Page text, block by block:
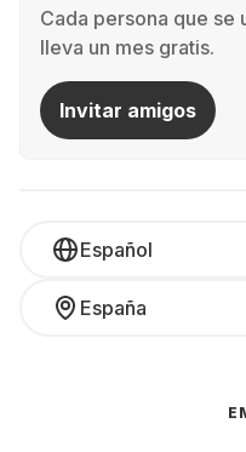
Cada persona que se
lleva un mes gratis.
Invitar amigos
Español
España